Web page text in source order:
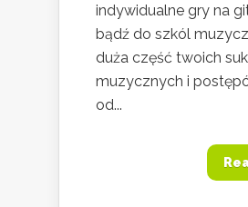
indywidualne gry na
bądź do szkól
duża część twoich
muzycznych i
od...